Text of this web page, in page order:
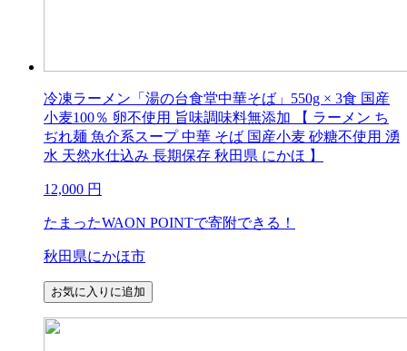
冷凍ラーメン「湯の台食堂中華そば」550g × 3食 国産
小麦100％ 卵不使用 旨味調味料無添加 【 ラーメン ち
ぢれ麺 魚介系スープ 中華 そば 国産小麦 砂糖不使用 湧
水 天然水仕込み 長期保存 秋田県 にかほ 】
12,000 円
たまったWAON POINTで寄附できる！
秋田県にかほ市
お気に入りに追加